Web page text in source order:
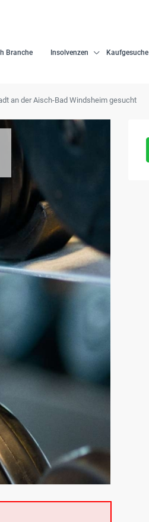
Branche Insolvenzen Kaufgesuche
an der Aisch-Bad Windsheim gesucht